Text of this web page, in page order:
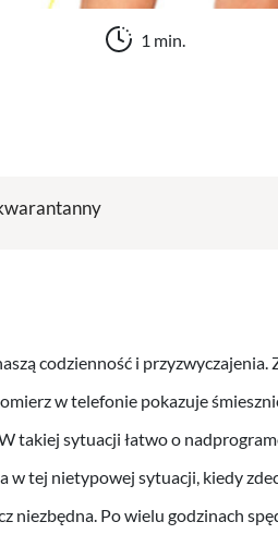
1 min.
codzienność i przyzwyczajenia.
w telefonie pokazuje
takiej sytuacji łatwo o
w tej nietypowej sytuacji, kiedy
niezbędna. Po wielu godzinach